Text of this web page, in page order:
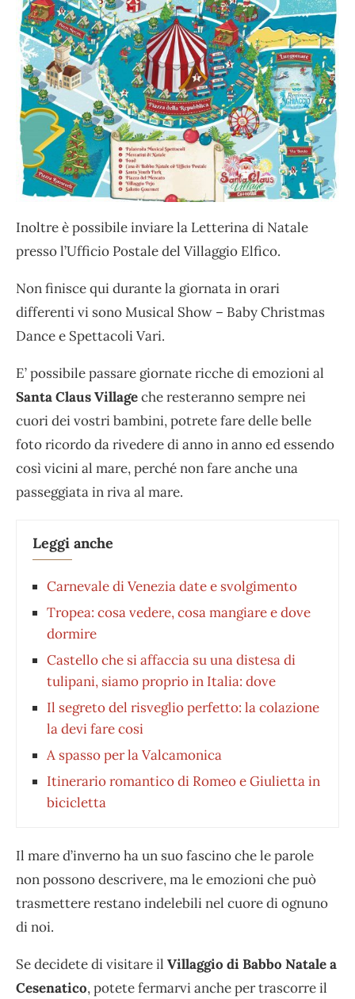
Inoltre è possibile inviare la Letterina di Natale
presso l’Ufficio Postale del Villaggio Elfico.
Non finisce qui durante la giornata in orari
differenti vi sono Musical Show – Baby Christmas
Dance e Spettacoli Vari.
E’ possibile passare giornate ricche di emozioni al
Santa Claus Villageche resteranno sempre nei
cuori dei vostri bambini, potrete fare delle belle
foto ricordo da rivedere di anno in anno ed essendo
così vicini al mare, perché non fare anche una
passeggiata in riva al mare.
Leggi anche
Carnevale di Venezia date e svolgimento
Tropea: cosa vedere, cosa mangiare e dove
dormire
Castello che si affaccia su una distesa di
tulipani, siamo proprio in Italia: dove
Il segreto del risveglio perfetto: la colazione
la devi fare cosi
A spasso per la Valcamonica
Itinerario romantico di Romeo e Giulietta in
bicicletta
Il mare d’inverno ha un suo fascino che le parole
non possono descrivere, ma le emozioni che può
trasmettere restano indelebili nel cuore di ognuno
di noi.
Se decidete di visitare il Villaggio di Babbo Natale a
Cesenatico, potete fermarvi anche per trascorre il